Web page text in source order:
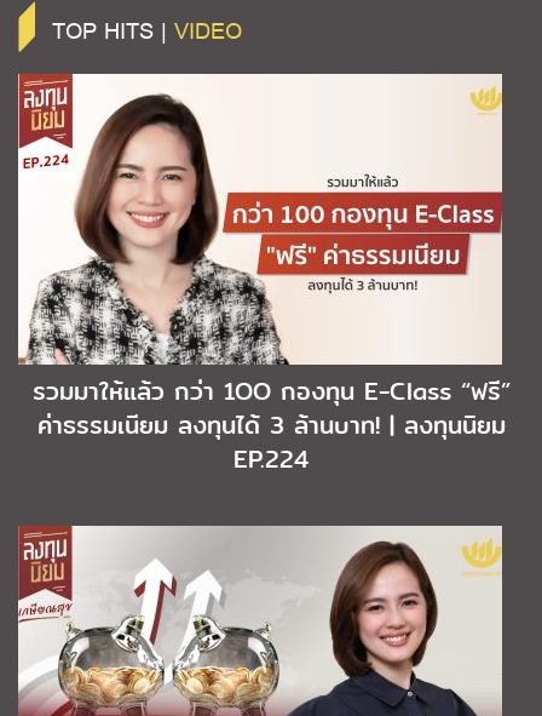
TOP HITS | VIDEO
รวมมาให้แล้ว กว่า 1OO กองทุน E-Class “ฟรี”
ค่าธรรมเนียม ลงทุนได้ 3 ล้านบาท! | ลงทุนนิยม
EP.224